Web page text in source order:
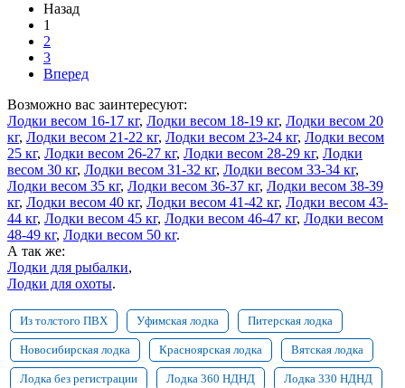
Назад
1
2
3
Вперед
Возможно вас заинтересуют:
Лодки весом 16-17 кг, Лодки весом 18-19 кг, Лодки весом 20
кг, Лодки весом 21-22 кг, Лодки весом 23-24 кг, Лодки весом
25 кг, Лодки весом 26-27 кг, Лодки весом 28-29 кг, Лодки
весом 30 кг, Лодки весом 31-32 кг, Лодки весом 33-34 кг,
Лодки весом 35 кг, Лодки весом 36-37 кг, Лодки весом 38-39
кг, Лодки весом 40 кг, Лодки весом 41-42 кг, Лодки весом 43-
44 кг, Лодки весом 45 кг, Лодки весом 46-47 кг, Лодки весом
48-49 кг, Лодки весом 50 кг.
А так же:
Лодки для рыбалки,
Лодки для охоты.
Из толстого ПВХ Уфимская лодка Питерская лодка
Новосибирская лодка Красноярская лодка Вятская лодка
Лодка без регистрации Лодка 360 НДНД Лодка 330 НДНД